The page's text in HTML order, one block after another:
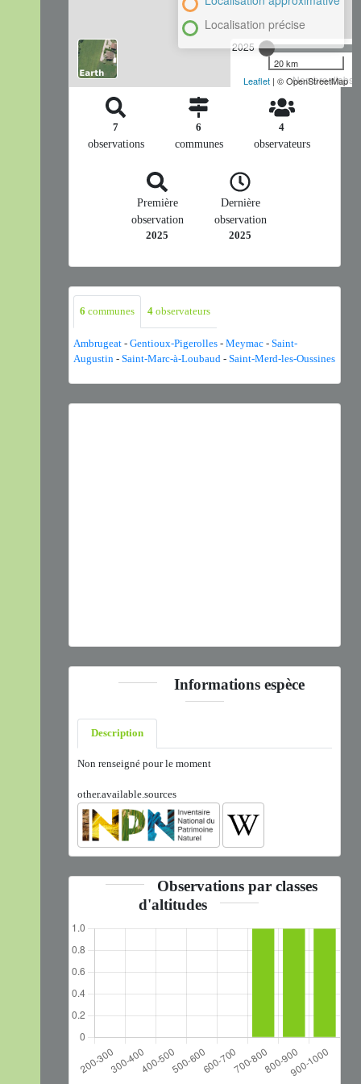
2025
Nombre
Localisation précise
20 km
Leaflet | © OpenStreetMap
7
observations
6
communes
4
observateurs
Première
observation
2025
Dernière
observation
2025
6 communes 4 observateurs
Ambrugeat - Gentioux-Pigerolles - Meymac - Saint-
Augustin - Saint-Marc-à-Loubaud - Saint-Merd-les-Oussines
Informations espèce
Description
Non renseigné pour le moment
other.available.sources
Observations par classes
d'altitudes